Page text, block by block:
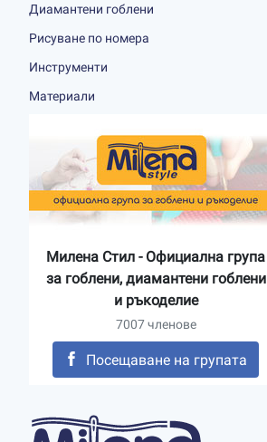
Диамантени гоблени
Рисуване по номера
Инструменти
Материали
Милена Стил - Официална група
за гоблени, диамантени гоблени
и ръкоделие
7007 членове
Посещаване на групата